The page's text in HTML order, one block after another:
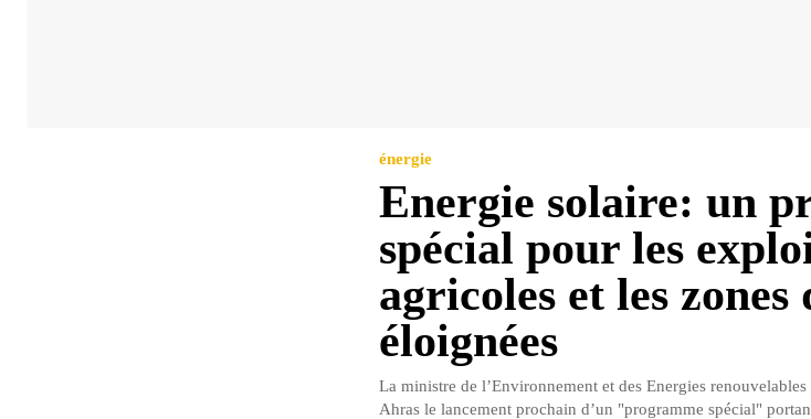
énergie
Energie solaire: un
spécial pour les
agricoles et les
éloignées
La ministre de l’Environnement et des Energies
Ahras le lancement prochain d’un "programme spécial"